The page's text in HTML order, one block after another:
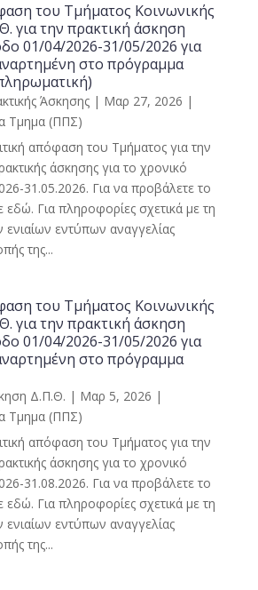
του Τμήματος Κοινωνικής
για την πρακτική άσκηση
01/04/2026-31/05/2026 για
στο πρόγραμμα
Άσκησης| Μαρ 27, 2026 |
Τμημα (ΠΠΣ)
απόφαση του Τμήματος για την
άσκησης για το χρονικό
31.05.2026. Για να προβάλετε το
Για πληροφορίες σχετικά με τη
εντύπων αναγγελίας
της...
του Τμήματος Κοινωνικής
για την πρακτική άσκηση
01/04/2026-31/05/2026 για
στο πρόγραμμα
Δ.Π.Θ. | Μαρ 5, 2026 |
Τμημα (ΠΠΣ)
απόφαση του Τμήματος για την
άσκησης για το χρονικό
31.08.2026. Για να προβάλετε το
Για πληροφορίες σχετικά με τη
εντύπων αναγγελίας
της...